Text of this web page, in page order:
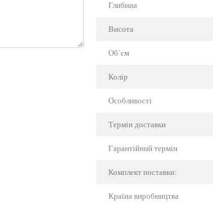
Глибина
Висота
Об`єм
Колір
Особливості
Термін доставки
Гарантійний термін
Комплект поставки:
Країна виробництва